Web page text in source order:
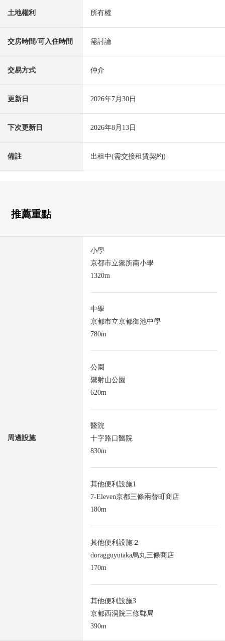
土地權利 所有權
交房時間/可入住時間 需討論
交易方式 仲介
更新日 2026年7月30日
下次更新日 2026年8月13日
備註 出租中(需交接租賃契約)
推薦重點
周邊設施
小學
京都市立禦所南小學
1320m
中學
京都市立京都御池中學
780m
公園
禦射山公園
620m
醫院
十字路口醫院
830m
其他便利設施1
7-Eleven京都三條兩替町商店
180m
其他便利設施２
doragguyutaka烏丸三條商店
170m
其他便利設施3
京都西洞院三條郵局
390m